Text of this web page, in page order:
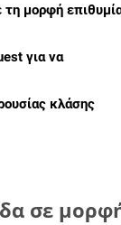
τη μορφή
για να
κλάσης
σε